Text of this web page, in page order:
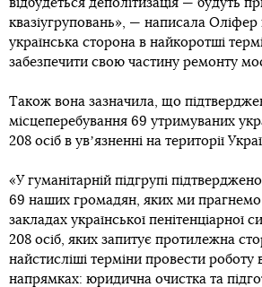
відбудеться деполітизація — будуть
квазіугруповань», — написала
українська сторона в найкоротші
забезпечити свою частину ремонту
Також вона зазначила, що
місцеперебування 69 утримуваних
208 осіб в увʼязненні на території
«У гуманітарній підгрупі
69 наших громадян, яких ми прагнемо
закладах української пенітенціарної
208 осіб, яких запитує протилежна
найстисліші терміни провести
напрямках: юридична очистка та